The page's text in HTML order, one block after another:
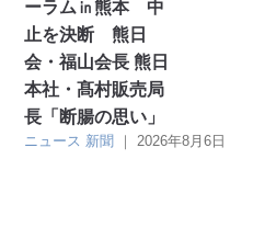
ーラム㏌熊本 中
止を決断 熊日
会・福山会長 熊日
本社・髙村販売局
長「断腸の思い」
ニュース 新聞 ｜ 2026年8月6日